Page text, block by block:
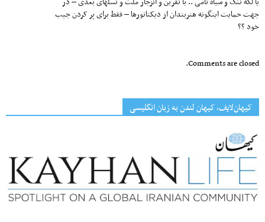
جهت حمایت اینگونه هنربندان از دیکتاتورها – فقط برای پر کردن جیب
خود ؟؟
Comments are closed.
کیهان‌لایف، کیهان لندن به زبان انگلیسی